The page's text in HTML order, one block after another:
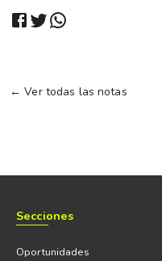
← Ver todas las notas
Secciones
Oportunidades